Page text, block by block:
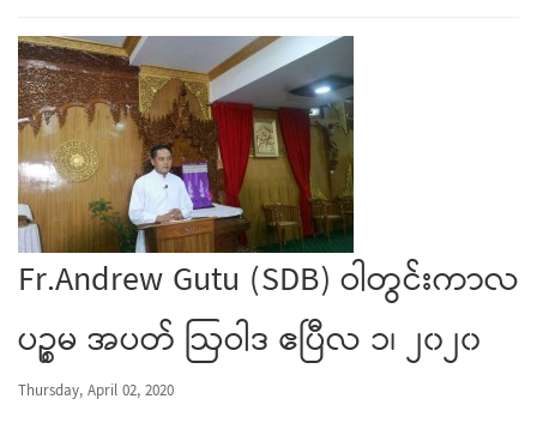
Fr.Andrew Gutu (SDB) ဝါတွင်းကာလ
ပဉ္စမ အပတ် ဩဝါဒ ဧပြီလ ၁၊ ၂၀၂၀
Thursday, April 02, 2020